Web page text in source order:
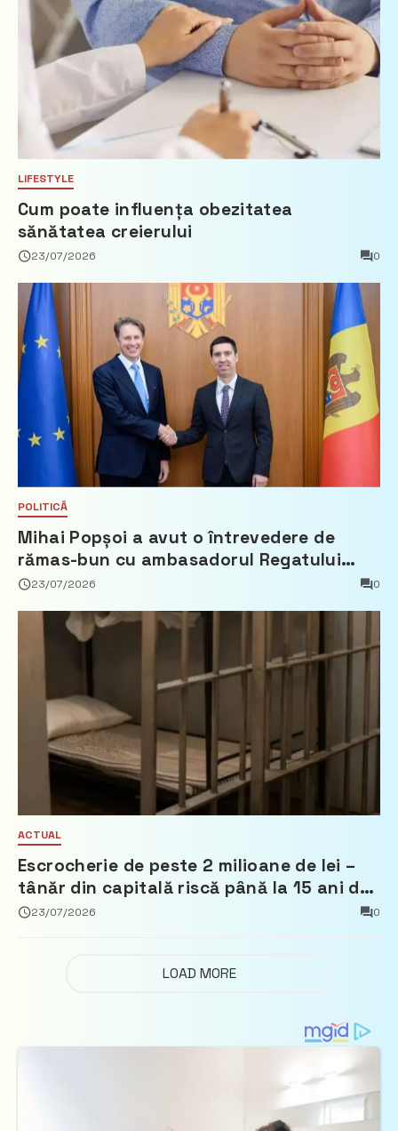
LIFESTYLE
Cum poate influența obezitatea
sănătatea creierului
23/07/2026 0
POLITICĂ
Mihai Popșoi a avut o întrevedere de
rămas-bun cu ambasadorul Regatului
Țărilor de Jos, Fred Duijn
23/07/2026 0
ACTUAL
Escrocherie de peste 2 milioane de lei –
tânăr din capitală riscă până la 15 ani de
închisoare
23/07/2026 0
LOAD MORE